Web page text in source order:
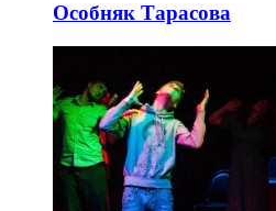
Особняк Тарасова